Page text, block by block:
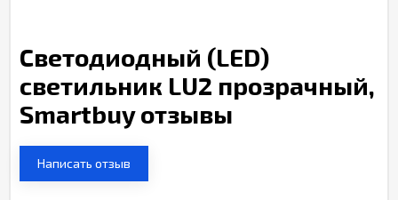
Светодиодный (LED)
светильник LU2 прозрачный,
Smartbuy отзывы
Написать отзыв